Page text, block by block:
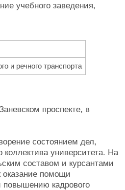
учебного заведения,
и речного транспорта
проспекте, в
состоянием дел,
коллектива университета. На
составом и курсантами
оказание помощи
повышению кадрового